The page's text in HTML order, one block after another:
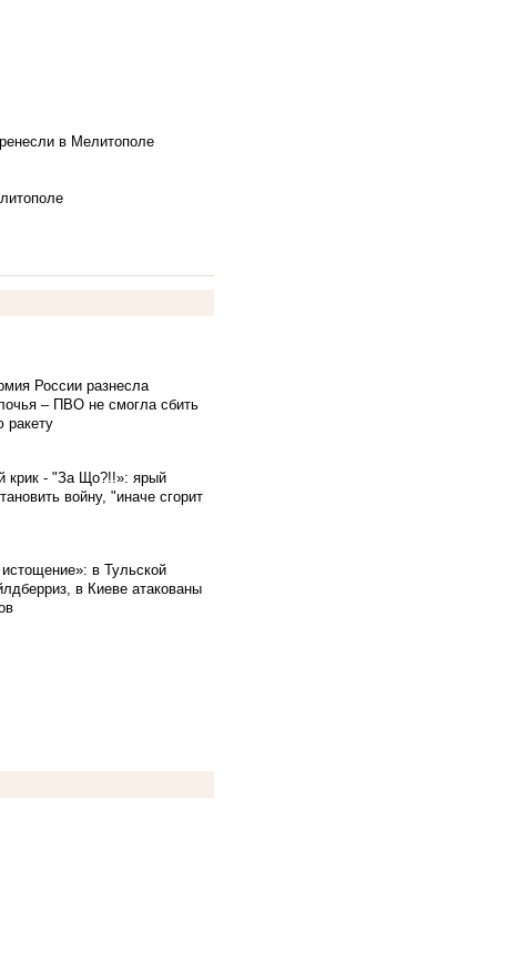
в Мелитополе
России разнесла
– ПВО не смогла сбить
ракету
крик - "За Що?!!»: ярый
войну, "иначе сгорит
в Тульской
в Киеве атакованы